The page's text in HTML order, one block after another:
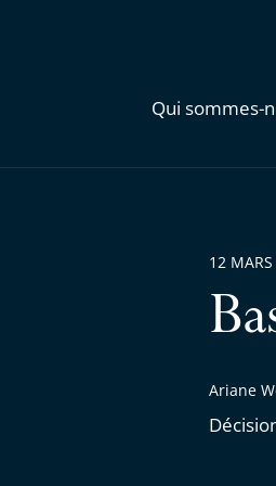
Qui sommes-
Ariane
12